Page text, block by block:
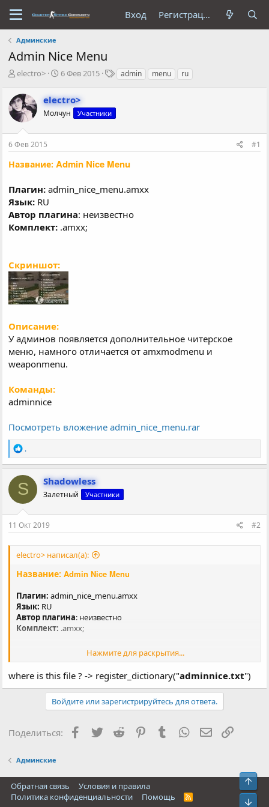
Вход Регистрация
Админские
Admin Nice Menu
А
т
о
р
е
м
electro>
Д
т
а
н
ч
л
а
6 Фев 2015
Тadmin menu ru
electro>
Молчун Участники
6 Фев 2015 #1
Название:Admin Nice Menu
Плагин:admin_nice_menu.amxx
Язык: RU
Автор плагина: неизвестно
Комплект: .amxx;
Скриншот:
Описание:
У админов появляется дополнительное читерское
меню, намного отличается от amxmodmenu и
weaponmenu.
Команды:
adminnice
Посмотреть вложение admin_nice_menu.rar
е
а
к
ц
и
и
:
.
S Shadowless
Залетный Участники
11 Окт 2019 #2
electro> написал(а):
Название:Admin Nice Menu
Плагин:admin_nice_menu.amxx
Язык: RU
Автор плагина: неизвестно
Комплект: .amxx;
Посмотреть вложение 105
Описание:
У админов появляется дополнительное читерское меню,
Команды:
Нажмите для раскрытия...
where is this file ? -> register_dictionary("adminnice.txt")
Войдите или зарегистрируйтесь для ответа.
Поделиться: Facebook
TwitterReddit PinterestTumblrWhatsAppСсылка
Админские
Обратная связь
Условия и правила
Политика конфиденциальности
Помощь
R